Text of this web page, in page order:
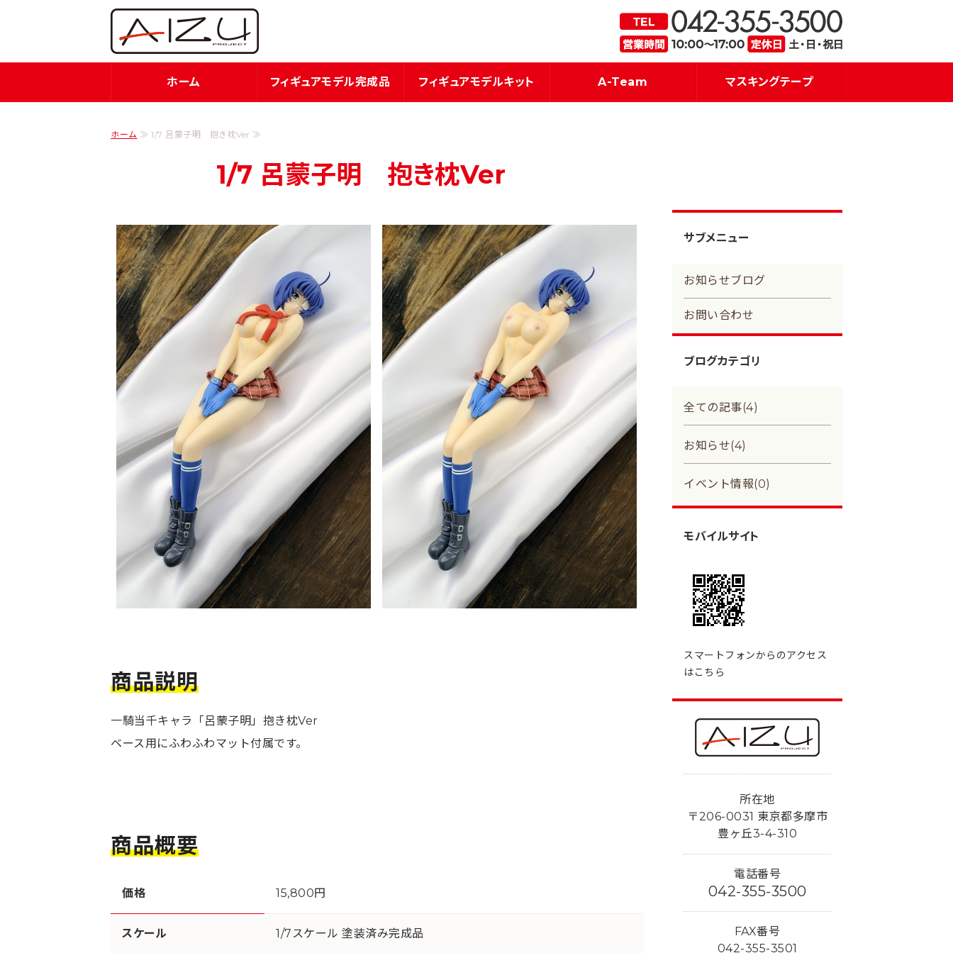
フィギュア・模型関連商品の企画・製造・販売｜アイズプロジェクト
ホーム フィギュアモデル完成品 フィギュアモデルキット A-Team マスキングテープ
ホーム ≫ 1/7 呂蒙子明 抱き枕Ver ≫
1/7 呂蒙子明 抱き枕Ver
商品説明
一騎当千キャラ「呂蒙子明」抱き枕Ver
ベース用にふわふわマット付属です。
商品概要
価格 15,800円
スケール 1/7スケール 塗装済み完成品
サブメニュー
お知らせブログ
お問い合わせ
ブログカテゴリ
全ての記事(4)
お知らせ(4)
イベント情報(0)
モバイルサイト
スマートフォンからのアクセス
はこちら
所在地
〒206-0031 東京都多摩市
豊ヶ丘3-4-310
電話番号
042-355-3500
FAX番号
042-355-3501